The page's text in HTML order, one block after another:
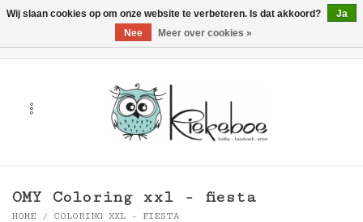
Handwerk & Textiel
OMY Coloring xxl - fiesta
HOME / COLORING XXL - FIESTA
Wij slaan cookies op om onze website te verbeteren. Is dat akkoord?
Ja
Nee
Meer over cookies »